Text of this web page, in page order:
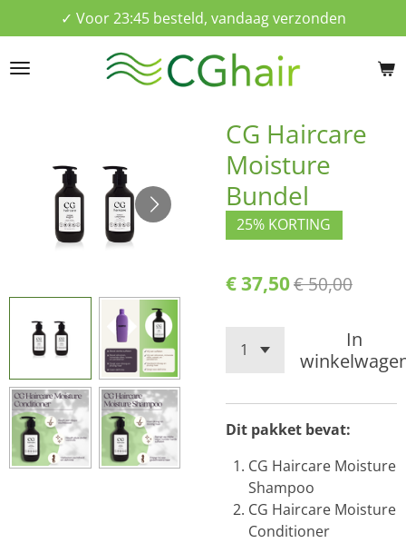
direct
naar
✓ Voor 23:45 besteld, vandaag verzonden
CG Haircare
Moisture
Bundel
25% KORTING
€ 37,50€ 50,00
In
Dit pakket bevat:
CG Haircare Moisture
Shampoo
CG Haircare Moisture
Conditioner